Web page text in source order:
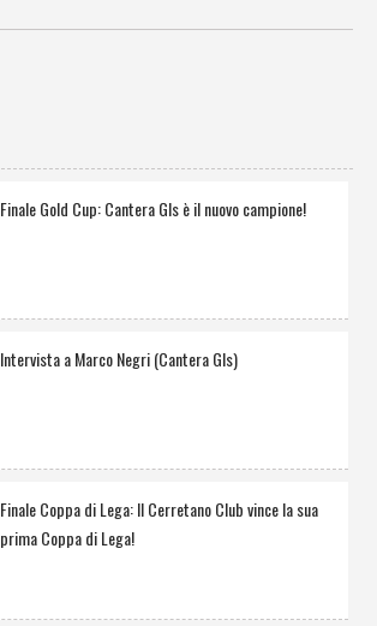
Finale Gold Cup: Cantera Gls è il nuovo campione!
Intervista a Marco Negri (Cantera Gls)
Finale Coppa di Lega: Il Cerretano Club vince la sua
prima Coppa di Lega!